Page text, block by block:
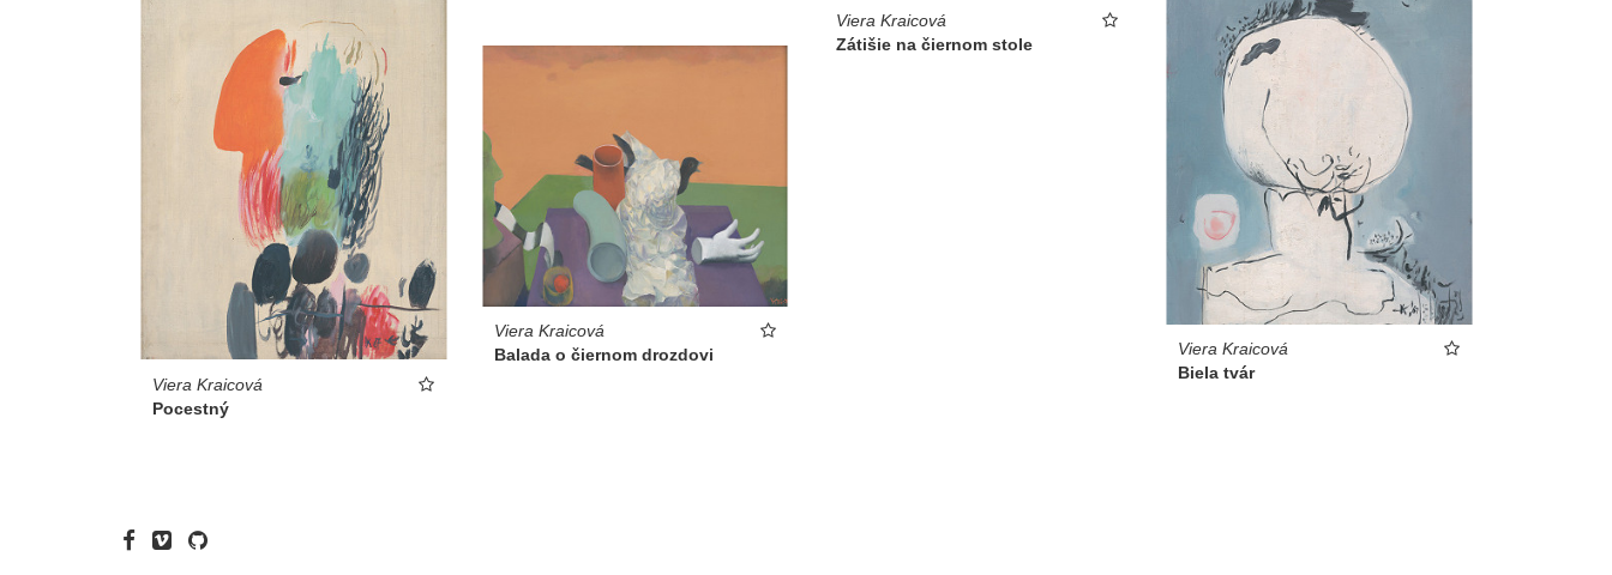
Viera Kraicová
Zátišie na čiernom stole
Viera Kraicová
Biela tvár
Viera Kraicová
Pocestný
Viera Kraicová
Balada o čiernom drozdovi